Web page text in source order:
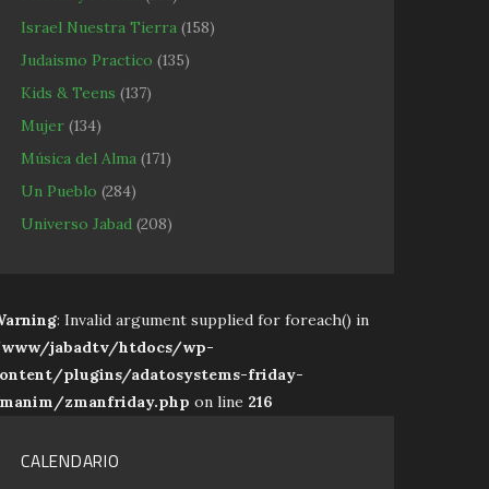
Israel Nuestra Tierra (158)
Judaismo Practico (135)
Kids & Teens (137)
Mujer (134)
Música del Alma (171)
Un Pueblo (284)
Universo Jabad (208)
: Invalid argument supplied for foreach() in
jabadtv/htdocs/wp-
plugins/adatosystems-friday-
zmanfriday.php on line 216
CALENDARIO